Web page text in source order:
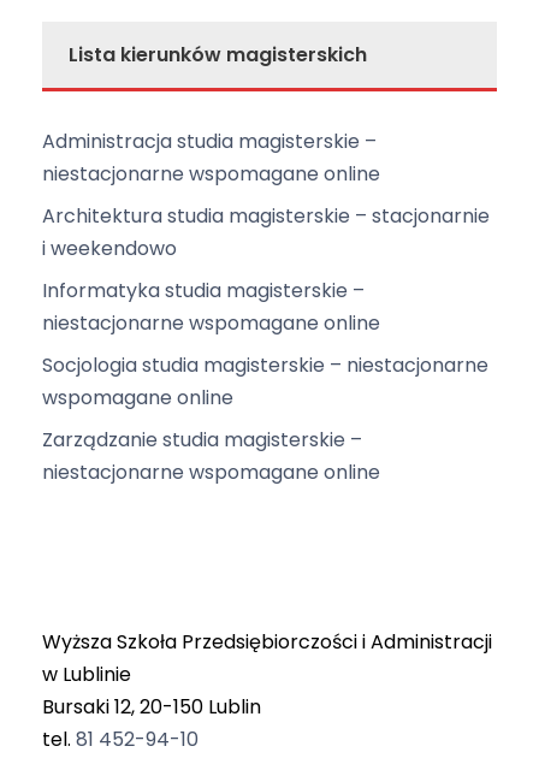
Lista kierunków magisterskich
Administracja studia magisterskie –
niestacjonarne wspomagane online
Architektura studia magisterskie – stacjonarnie
i weekendowo
Informatyka studia magisterskie –
niestacjonarne wspomagane online
Socjologia studia magisterskie – niestacjonarne
wspomagane online
Zarządzanie studia magisterskie –
niestacjonarne wspomagane online
Wyższa Szkoła Przedsiębiorczości i Administracji
w Lublinie
Bursaki 12, 20-150 Lublin
tel. 81 452-94-10